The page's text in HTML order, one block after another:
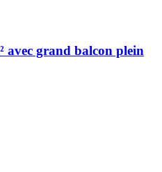
avec grand balcon plein